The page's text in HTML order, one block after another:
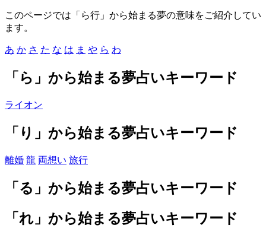
このページでは「ら行」から始まる夢の意味をご紹介してい
ます。
あ か さ た な は ま や ら わ
「ら」から始まる夢占いキーワード
ライオン
「り」から始まる夢占いキーワード
離婚 龍 両想い 旅行
「る」から始まる夢占いキーワード
「れ」から始まる夢占いキーワード